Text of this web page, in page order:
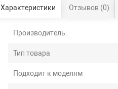
Характеристики Отзывов (0)
Производитель:
Тип товара
Подходит к моделям